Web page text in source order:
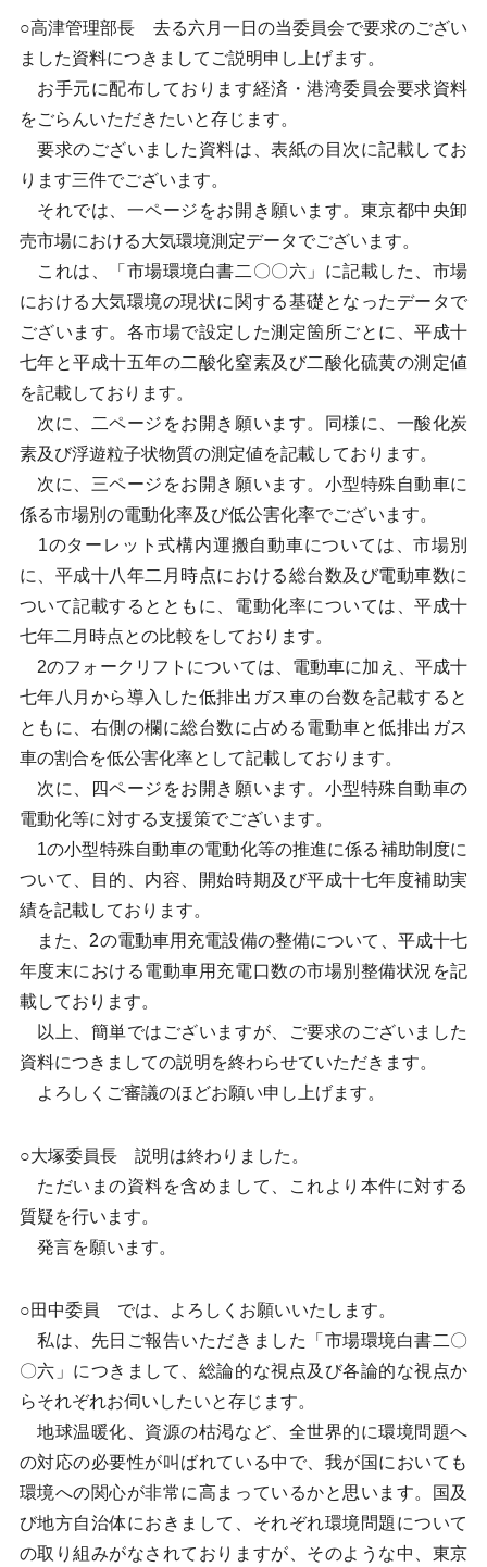
○高津管理部長 去る六月一日の当委員会で要求のござい
ました資料につきましてご説明申し上げます。
お手元に配布しております経済・港湾委員会要求資料
をごらんいただきたいと存じます。
要求のございました資料は、表紙の目次に記載してお
ります三件でございます。
それでは、一ページをお開き願います。東京都中央卸
売市場における大気環境測定データでございます。
これは、「市場環境白書二〇〇六」に記載した、市場
における大気環境の現状に関する基礎となったデータで
ございます。各市場で設定した測定箇所ごとに、平成十
七年と平成十五年の二酸化窒素及び二酸化硫黄の測定値
を記載しております。
次に、二ページをお開き願います。同様に、一酸化炭
素及び浮遊粒子状物質の測定値を記載しております。
次に、三ページをお開き願います。小型特殊自動車に
係る市場別の電動化率及び低公害化率でございます。
1のターレット式構内運搬自動車については、市場別
に、平成十八年二月時点における総台数及び電動車数に
ついて記載するとともに、電動化率については、平成十
七年二月時点との比較をしております。
2のフォークリフトについては、電動車に加え、平成十
七年八月から導入した低排出ガス車の台数を記載すると
ともに、右側の欄に総台数に占める電動車と低排出ガス
車の割合を低公害化率として記載しております。
次に、四ページをお開き願います。小型特殊自動車の
電動化等に対する支援策でございます。
1の小型特殊自動車の電動化等の推進に係る補助制度に
ついて、目的、内容、開始時期及び平成十七年度補助実
績を記載しております。
また、2の電動車用充電設備の整備について、平成十七
年度末における電動車用充電口数の市場別整備状況を記
載しております。
以上、簡単ではございますが、ご要求のございました
資料につきましての説明を終わらせていただきます。
よろしくご審議のほどお願い申し上げます。
○大塚委員長 説明は終わりました。
ただいまの資料を含めまして、これより本件に対する
質疑を行います。
発言を願います。
○田中委員 では、よろしくお願いいたします。
私は、先日ご報告いただきました「市場環境白書二〇
〇六」につきまして、総論的な視点及び各論的な視点か
らそれぞれお伺いしたいと存じます。
地球温暖化、資源の枯渇など、全世界的に環境問題へ
の対応の必要性が叫ばれている中で、我が国においても
環境への関心が非常に高まっているかと思います。国及
び地方自治体におきまして、それぞれ環境問題について
の取り組みがなされておりますが、そのような中、東京